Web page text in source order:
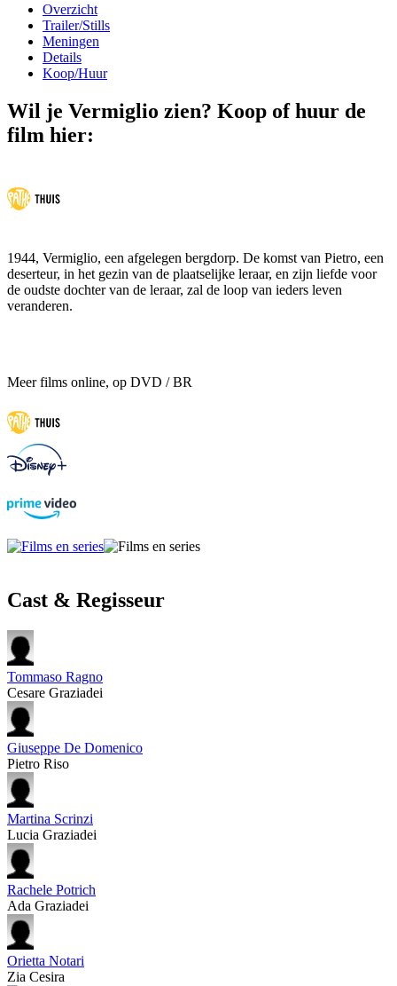
Overzicht
Trailer/Stills
Meningen
Details
Koop/Huur
Wil je Vermiglio zien? Koop of huur de
film hier:
1944, Vermiglio, een afgelegen bergdorp. De komst van Pietro, een
deserteur, in het gezin van de plaatselijke leraar, en zijn liefde voor
de oudste dochter van de leraar, zal de loop van ieders leven
veranderen.
Meer films online, op DVD / BR
Cast & Regisseur
Tommaso Ragno
Cesare Graziadei
Giuseppe De Domenico
Pietro Riso
Martina Scrinzi
Lucia Graziadei
Rachele Potrich
Ada Graziadei
Orietta Notari
Zia Cesira